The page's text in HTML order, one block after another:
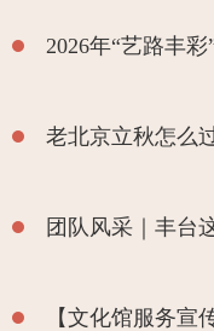
2026年“艺路丰
老北京立秋怎么
团队风采｜丰台
【文化馆服务